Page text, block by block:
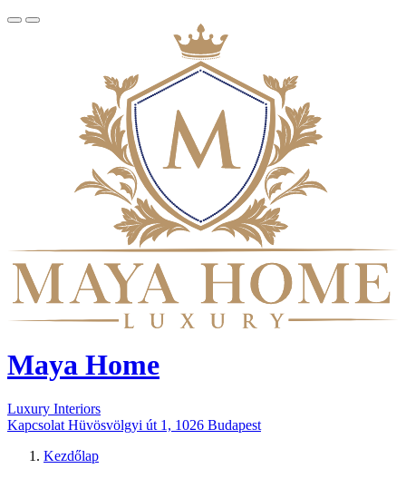
Maya Home
Luxury Interiors
Kapcsolat Hüvösvölgyi út 1, 1026 Budapest
Kezdőlap